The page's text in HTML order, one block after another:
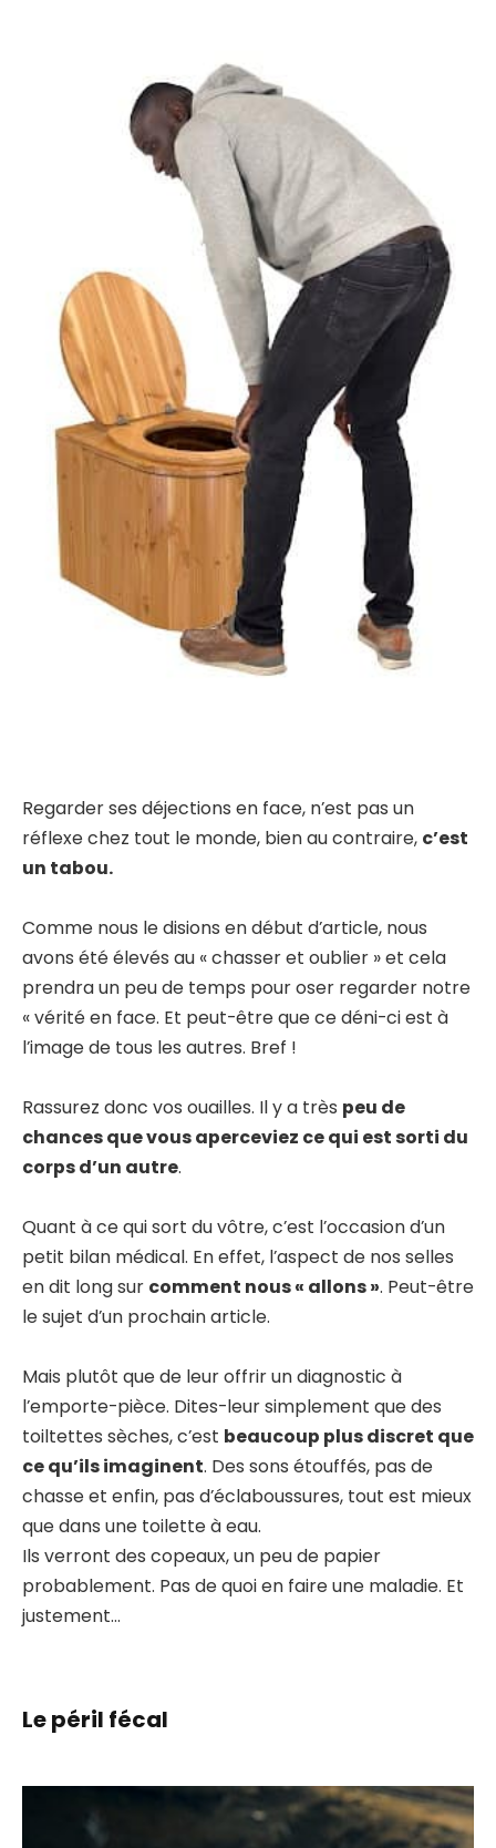
Regarder ses déjections en face, n’est pas un
réflexe chez tout le monde, bien au contraire, c’est
un tabou.
Comme nous le disions en début d’article, nous
avons été élevés au « chasser et oublier » et cela
prendra un peu de temps pour oser regarder notre
« vérité en face. Et peut-être que ce déni-ci est à
l’image de tous les autres. Bref !
Rassurez donc vos ouailles. Il y a très peu de
chances que vous aperceviez ce qui est sorti du
corps d’un autre.
Quant à ce qui sort du vôtre, c’est l’occasion d’un
petit bilan médical. En effet, l’aspect de nos selles
en dit long sur comment nous « allons ». Peut-être
le sujet d’un prochain article.
Mais plutôt que de leur offrir un diagnostic à
l’emporte-pièce. Dites-leur simplement que des
toiltettes sèches, c’est beaucoup plus discret que
ce qu’ils imaginent. Des sons étouffés, pas de
chasse et enfin, pas d’éclaboussures, tout est mieux
que dans une toilette à eau.
Ils verront des copeaux, un peu de papier
probablement. Pas de quoi en faire une maladie. Et
justement…
Le péril fécal